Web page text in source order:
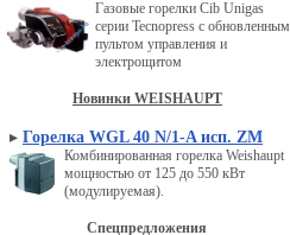
Газовые горелки Cib Unigas
серии Tecnopress с обновленным
пультом управления и
электрощитом
Новинки WEISHAUPT
▸ Горелка WGL 40 N/1-A исп. ZM
Комбинированная горелка Weishaupt
мощностью от 125 до 550 кВт
(модулируемая).
Спецпредложения